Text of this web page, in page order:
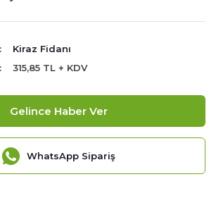
Kiraz Fidanı
315,85 TL + KDV
Gelince Haber Ver
WhatsApp Sipariş